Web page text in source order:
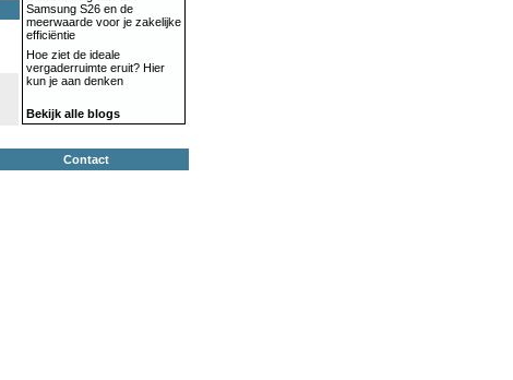
Samsung S26 en de
meerwaarde voor je zakelijke
efficiëntie
Hoe ziet de ideale
vergaderruimte eruit? Hier
kun je aan denken
Bekijk alle blogs
Contact